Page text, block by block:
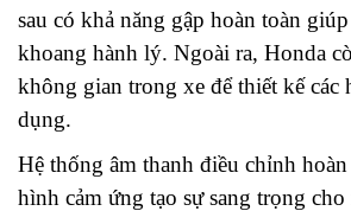
sau có khả năng gập hoàn toàn
khoang hành lý. Ngoài ra, Honda
không gian trong xe để thiết kế các
dụng.
Hệ thống âm thanh điều chỉnh
hình cảm ứng tạo sự sang trọng